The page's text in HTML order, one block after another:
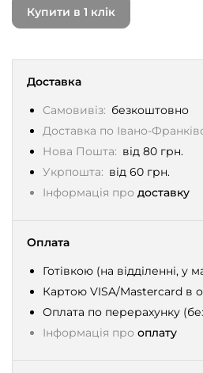
Доставка
Самовивіз: безкоштовно
Доставка по Івано-
Нова Пошта: від 80 грн.
Укрпошта: від 60 грн.
Інформація про доставку
Оплата
Готівкою (на відділенні, у
Картою VISA/Mastercard в
Оплата по перерахунку
Інформація про оплату
Купити в 1 клік